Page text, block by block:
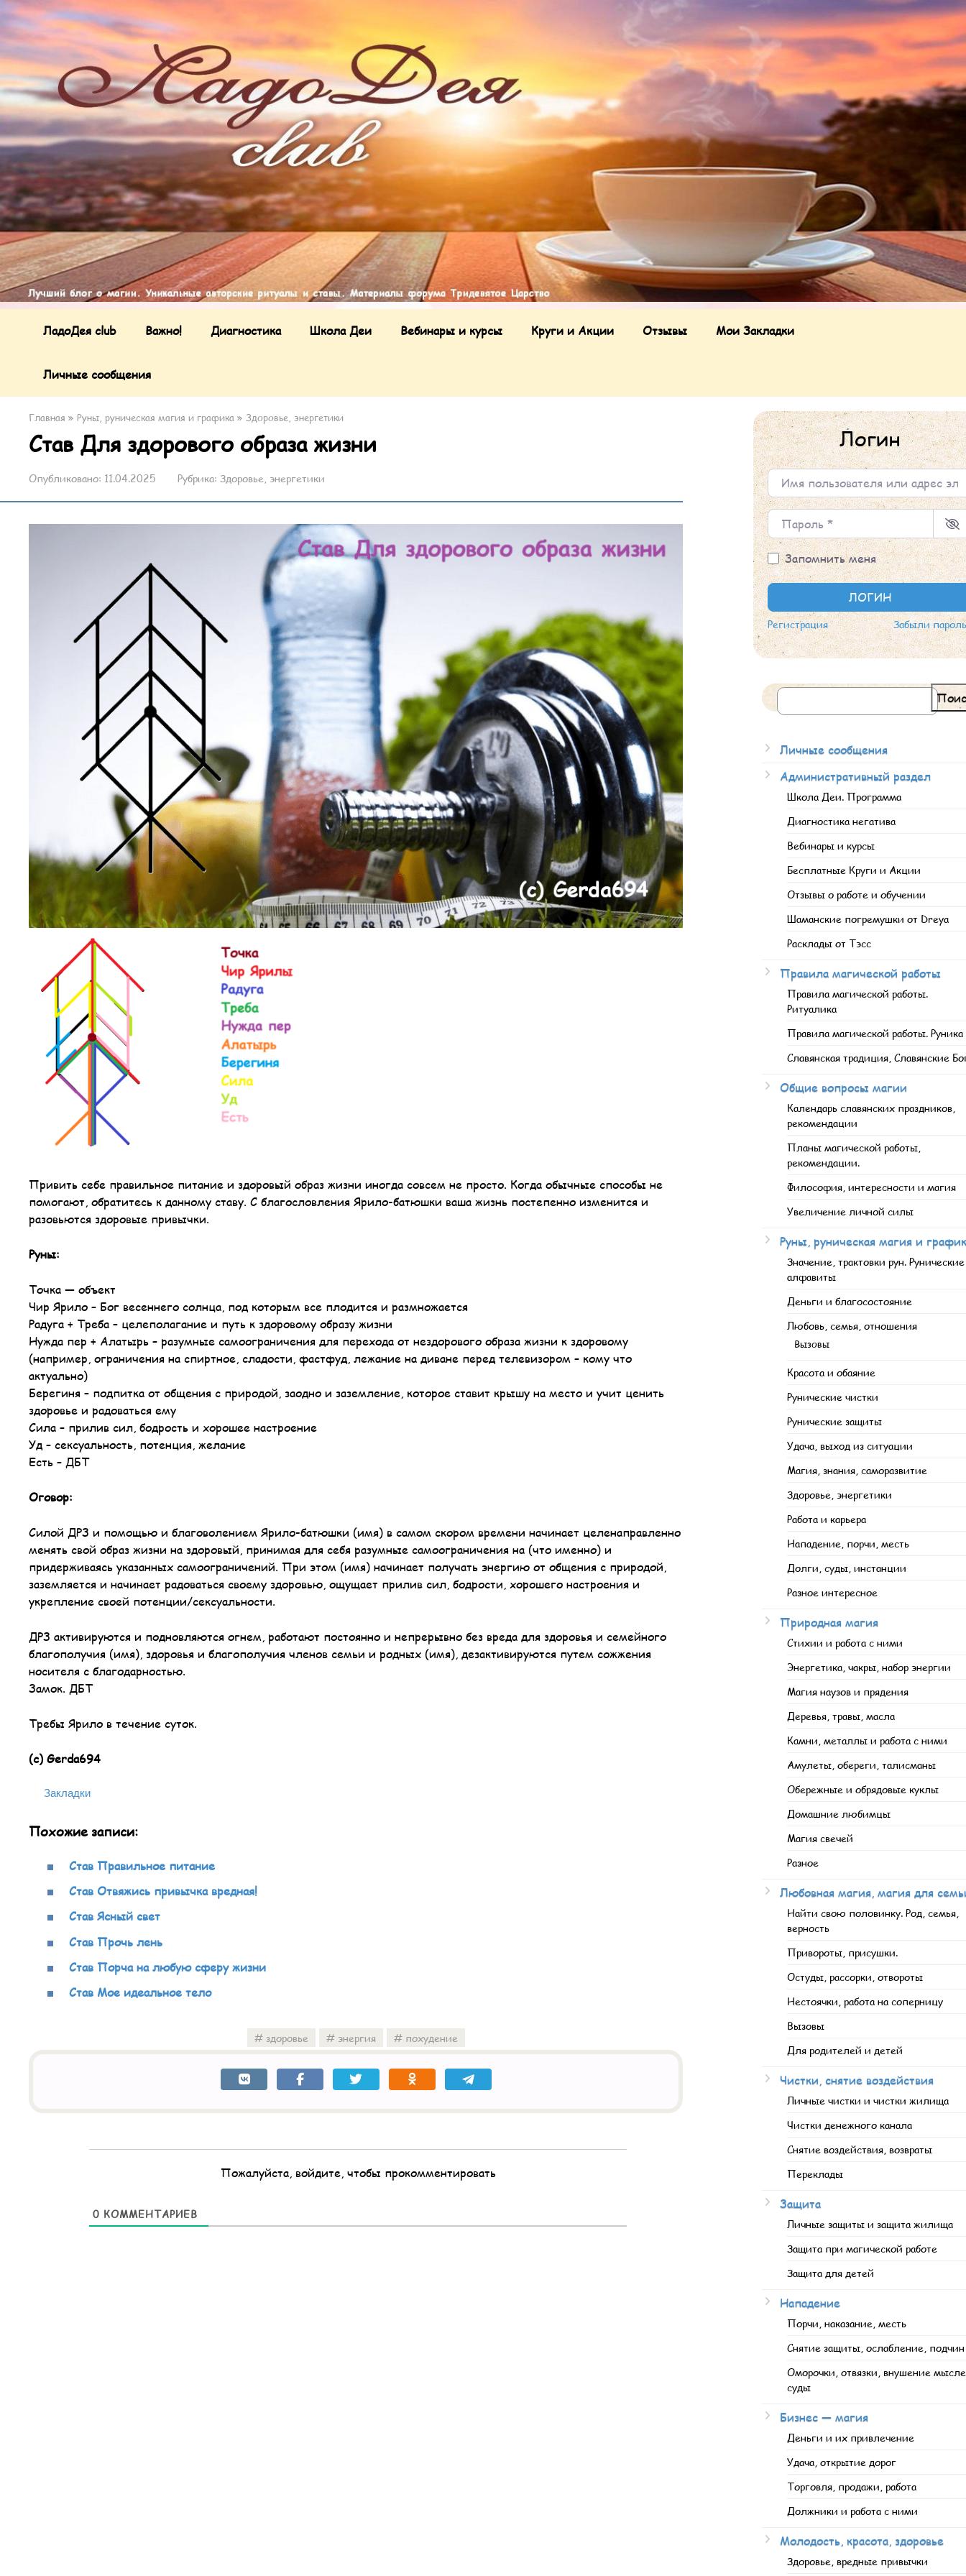
ЛадоДея club Важно! Диагностика Школа Деи Вебинары и курсы Круги и Акции Отзывы Мои Закладки
Личные сообщения
Главная » Руны, руническая магия и графика » Здоровье, энергетики
Став Для здорового образа жизни
Опубликовано: 11.04.2025 Рубрика: Здоровье, энергетики
Привить себе правильное питание и здоровый образ жизни иногда совсем не просто. Когда обычные способы не
помогают, обратитесь к данному ставу. С благословления Ярило-батюшки ваша жизнь постепенно изменится и
разовьются здоровые привычки.
Руны:
Точка — объект
Чир Ярило – Бог весеннего солнца, под которым все плодится и размножается
Радуга + Треба – целеполагание и путь к здоровому образу жизни
Нужда пер + Алатырь – разумные самоограничения для перехода от нездорового образа жизни к здоровому
(например, ограничения на спиртное, сладости, фастфуд, лежание на диване перед телевизором – кому что
актуально)
Берегиня – подпитка от общения с природой, заодно и заземление, которое ставит крышу на место и учит ценить
здоровье и радоваться ему
Сила – прилив сил, бодрость и хорошее настроение
Уд – сексуальность, потенция, желание
Есть – ДБТ
Оговор:
Силой ДРЗ и помощью и благоволением Ярило-батюшки (имя) в самом скором времени начинает целенаправленно
менять свой образ жизни на здоровый, принимая для себя разумные самоограничения на (что именно) и
придерживаясь указанных самоограничений. При этом (имя) начинает получать энергию от общения с природой,
заземляется и начинает радоваться своему здоровью, ощущает прилив сил, бодрости, хорошего настроения и
укрепление своей потенции/сексуальности.
ДРЗ активируются и подновляются огнем, работают постоянно и непрерывно без вреда для здоровья и семейного
благополучия (имя), здоровья и благополучия членов семьи и родных (имя), дезактивируются путем сожжения
носителя с благодарностью.
Замок. ДБТ
Требы Ярило в течение суток.
(с) Gerda694
Закладки
Похожие записи:
Став Правильное питание
Став Отвяжись привычка вредная!
Став Ясный свет
Став Прочь лень
Став Порча на любую сферу жизни
Став Мое идеальное тело
здоровье энергия похудение
Пожалуйста, войдите, чтобы прокомментировать
0 КОММЕНТАРИЕВ
Логин
Имя пользователя или адрес
Пароль
Запомнить меня
ЛОГИН
Регистрация Забыли
Личные сообщения
Административный раздел
Школа Деи. Программа
Диагностика негатива
Вебинары и курсы
Бесплатные Круги и Акции
Отзывы о работе и обучении
Шаманские погремушки от Dreya
Расклады от Тэсс
Правила магической работы
Правила магической работы.
Ритуалика
Правила магической работы. Руника
Славянская традиция, Славянские
Общие вопросы магии
Календарь славянских праздников,
рекомендации
Планы магической работы,
рекомендации.
Философия, интересности и магия
Увеличение личной силы
Руны, руническая магия и
Значение, трактовки рун. Рунические
алфавиты
Деньги и благосостояние
Любовь, семья, отношения
Вызовы
Красота и обаяние
Рунические чистки
Рунические защиты
Удача, выход из ситуации
Магия, знания, саморазвитие
Здоровье, энергетики
Работа и карьера
Нападение, порчи, месть
Долги, суды, инстанции
Разное интересное
Природная магия
Стихии и работа с ними
Энергетика, чакры, набор энергии
Магия наузов и прядения
Деревья, травы, масла
Камни, металлы и работа с ними
Амулеты, обереги, талисманы
Обережные и обрядовые куклы
Домашние любимцы
Магия свечей
Разное
Любовная магия, магия для
Найти свою половинку. Род, семья,
верность
Привороты, присушки.
Остуды, рассорки, отвороты
Нестоячки, работа на соперницу
Вызовы
Для родителей и детей
Чистки, снятие воздействия
Личные чистки и чистки жилища
Чистки денежного канала
Снятие воздействия, возвраты
Переклады
Защита
Личные защиты и защита жилища
Защита при магической работе
Защита для детей
Нападение
Порчи, наказание, месть
Снятие защиты, ослабление, подчин
Оморочки, отвязки, внушение
суды
Бизнес — магия
Деньги и их привлечение
Удача, открытие дорог
Торговля, продажи, работа
Должники и работа с ними
Молодость, красота, здоровье
Здоровье, вредные привычки